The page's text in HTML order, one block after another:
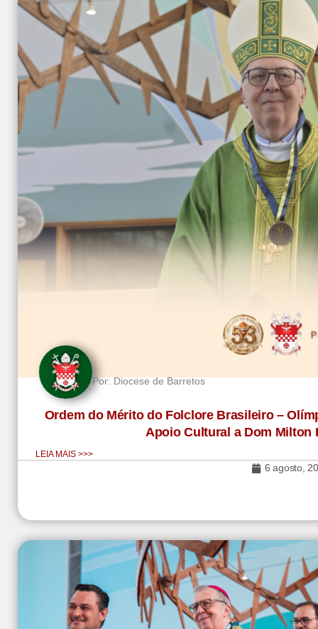
Por:Diocese de Barretos
Ordem do Mérito do Folclore Brasileiro –
Apoio Cultural a Dom Milton
LEIA MAIS >>>
6 agosto,